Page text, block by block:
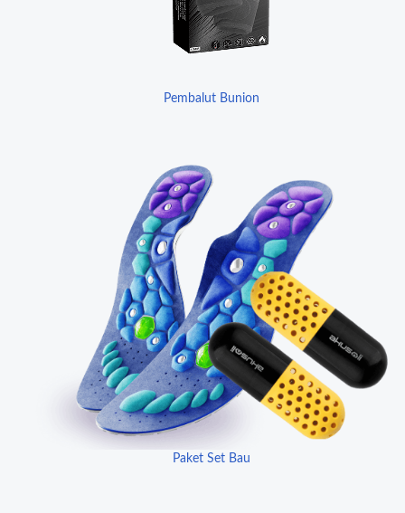
Pembalut Bunion
Paket Set Bau